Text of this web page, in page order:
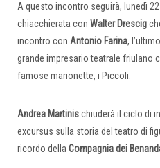
A questo incontro seguirà, lunedì
chiacchierata con Walter Drescig
incontro con Antonio Farina,
grande impresario teatrale friulano
famose marionette, i Piccoli.
Andrea Martinischiuderà il ciclo di
excursus sulla storia del teatro di
ricordo della Compagnia dei